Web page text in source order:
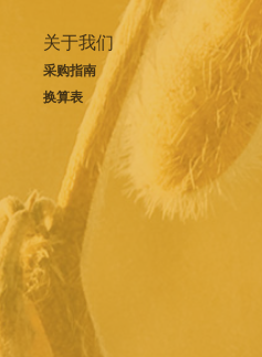
关于我们
采购指南
换算表